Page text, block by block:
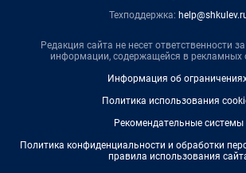
Техподдержка:
Редакция сайта не несет ответственности
информации, содержащейся в рекламных
Информация об
Политика использования
Рекомендательные системы
Политика конфиденциальности и обработки
правила использования